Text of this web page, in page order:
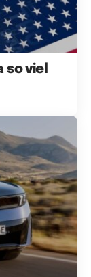
so viel